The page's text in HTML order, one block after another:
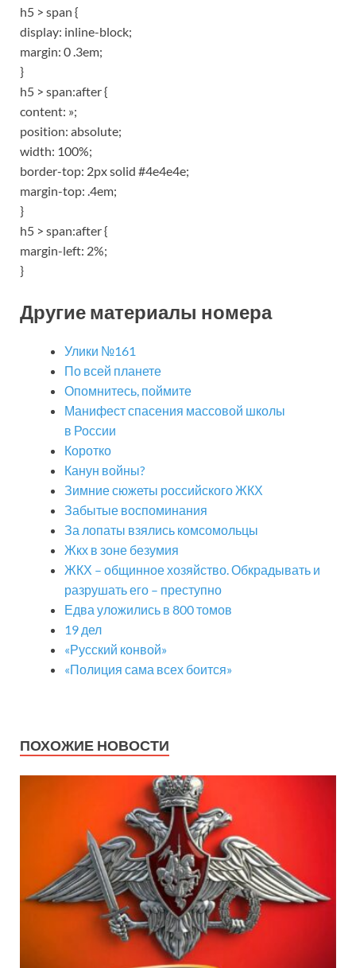
h5 > span {
display: inline-block;
margin: 0 .3em;
}
h5 > span:after {
content: »;
position: absolute;
width: 100%;
border-top: 2px solid #4e4e4e;
margin-top: .4em;
}
h5 > span:after {
margin-left: 2%;
}
Другие материалы номера
Улики №161
По всей планете
Опомнитесь, поймите
Манифест спасения массовой школы
в России
Коротко
Канун войны?
Зимние сюжеты российского ЖКХ
Забытые воспоминания
За лопаты взялись комсомольцы
Жкх в зоне безумия
ЖКХ – общинное хозяйство. Обкрадывать и
разрушать его – преступно
Едва уложились в 800 томов
19 дел
«Русский конвой»
«Полиция сама всех боится»
ПОХОЖИЕ НОВОСТИ